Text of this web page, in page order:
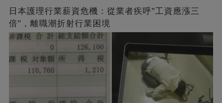
日本護理行業薪資危機：從業者疾呼"工資應漲三
倍"，離職潮折射行業困境